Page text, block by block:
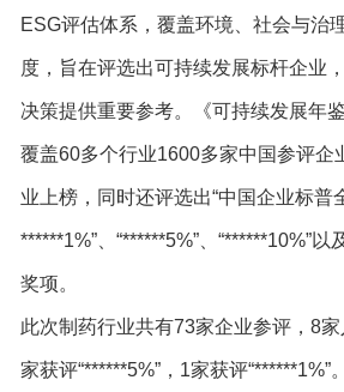
ESG评估体系，覆盖环境、社会与治
度，旨在评选出可持续发展标杆企业
决策提供重要参考。《可持续发展年
覆盖60多个行业1600多家中国参评企
业上榜，同时还评选出“中国企业标普
******1%”、“******5%”、“******10%”以
奖项。
此次制药行业共有73家企业参评，8
家获评“******5%”，1家获评